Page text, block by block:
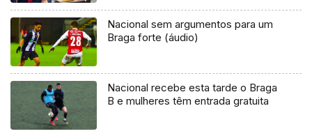
Nacional sem argumentos para um
Braga forte (áudio)
Nacional recebe esta tarde o Braga
B e mulheres têm entrada gratuita